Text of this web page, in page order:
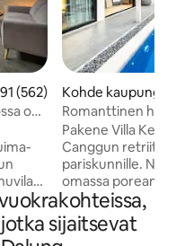
arvio 4,91/5,
(562)
on
jotka
Kohde
Kuta Utara
Romanttinen
ylellisyys
Pakene Villa
Canggun
pariskunnille.
omassa
sitten
sisätiloissa, joissa
tekstuureja. 2
sijaitsevat